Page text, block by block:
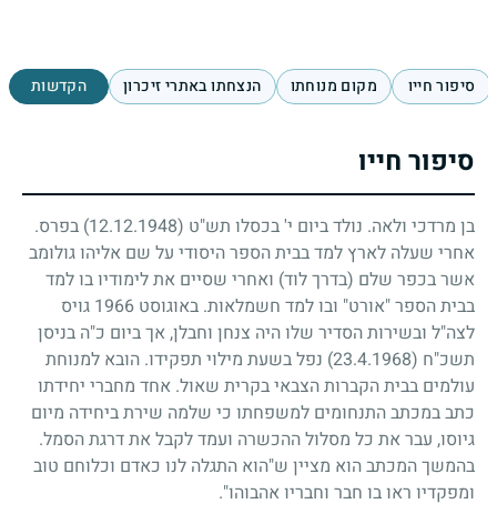
סיפור חייו מקום מנוחתו הנצחתו באתרי זיכרון הקדשות
סיפור חייו
בן מרדכי ולאה. נולד ביום י' בכסלו תש"ט (12.12.1948)
בפרס.
אחרי שעלה לארץ למד בבית הספר היסודי על שם אליהו גולומב
אשר בכפר שלם (בדרך לוד) ואחרי שסיים את לימודיו בו למד
בבית הספר "אורט" ובו למד חשמלאות. באוגוסט 1966 גויס
לצה"ל ובשירות הסדיר שלו היה צנחן וחבלן, אך ביום כ"ה בניסן
תשכ"ח (23.4.1968)
נפל בשעת מילוי תפקידו. הובא למנוחת
עולמים בבית הקברות הצבאי בקרית שאול. אחד מחברי יחידתו
כתב במכתב התנחומים למשפחתו כי שלמה שירת ביחידה מיום
גיוסו, עבר את כל מסלול ההכשרה ועמד לקבל את דרגת הסמל.
בהמשך המכתב הוא מציין ש"הוא התגלה לנו כאדם וכלוחם טוב
ומפקדיו ראו בו חבר וחבריו אהבוהו".